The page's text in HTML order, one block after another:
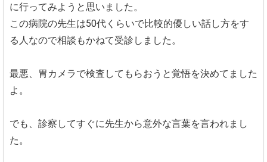
に行ってみようと思いました。
この病院の先生は50代くらいで比較的優しい話し方をす
る人なので相談もかねて受診しました。
最悪、胃カメラで検査してもらおうと覚悟を決めてました
よ。
でも、診察してすぐに先生から意外な言葉を言われまし
た。